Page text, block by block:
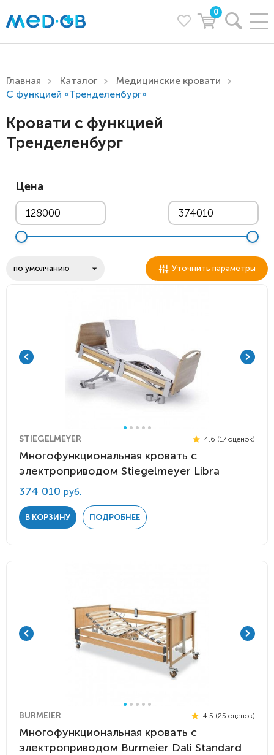
0
Главная Каталог
Медицинские кровати
С функцией «Тренделенбург»
Кровати с функцией
Тренделенбург
Цена
Уточнить параметры
STIEGELMEYER 4.6 (17 оценок)
Многофункциональная кровать с
электроприводом Stiegelmeyer Libra
374 010 руб.
В КОРЗИНУ ПОДРОБНЕЕ
BURMEIER 4.5 (25 оценок)
Многофункциональная кровать с
электроприводом Burmeier Dali Standard